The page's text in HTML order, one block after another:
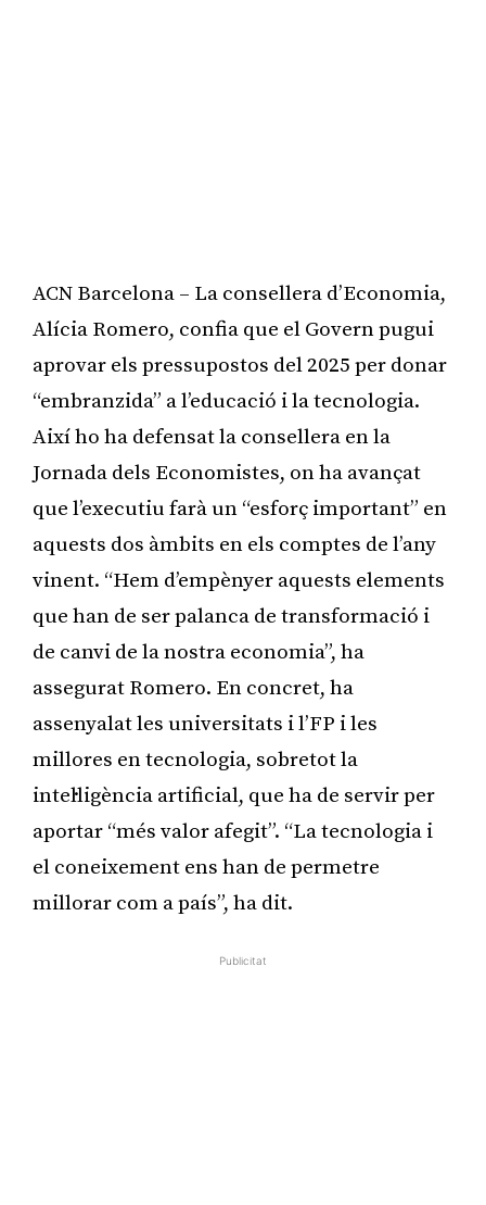
ACN Barcelona – La consellera d’Economia,
Alícia Romero, confia que el Govern pugui
aprovar els pressupostos del 2025 per donar
“embranzida” a l’educació i la tecnologia.
Així ho ha defensat la consellera en la
Jornada dels Economistes, on ha avançat
que l’executiu farà un “esforç important” en
aquests dos àmbits en els comptes de l’any
vinent. “Hem d’empènyer aquests elements
que han de ser palanca de transformació i
de canvi de la nostra economia”, ha
assegurat Romero. En concret, ha
assenyalat les universitats i l’FP i les
millores en tecnologia, sobretot la
intel·ligència artificial, que ha de servir per
aportar “més valor afegit”. “La tecnologia i
el coneixement ens han de permetre
millorar com a país”, ha dit.
Publicitat